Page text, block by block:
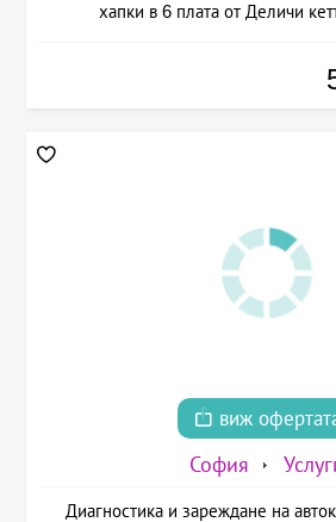
хапки в 6 плата от Деличи
виж
София
Диагностика и зареждане на